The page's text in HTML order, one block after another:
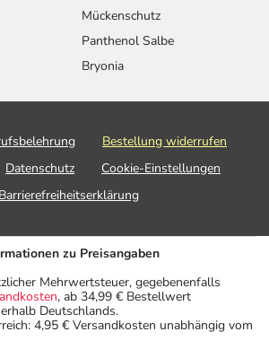
Mückenschutz
Panthenol Salbe
Bryonia
Bestellung widerrufen
Datenschutz
Cookie-Einstellungen
Barrierefreiheitserklärung
zu Preisangaben
Mehrwertsteuer, gegebenenfalls
, ab 34,99 € Bestellwert
Deutschlands.
4,95 € Versandkosten unabhängig vom